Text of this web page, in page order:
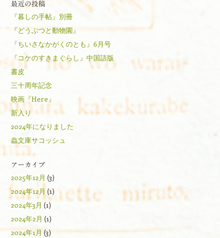
最近の投稿
『暮しの手帖』別冊
『どうぶつと動物園』
『ちいさなかがくのとも』6月号
『コケのすきまぐらし』中国語版
書皮
三十周年記念
映画『Here』
新入り
2024年になりました
蟲文庫サコッシュ
アーカイブ
2025年12月 (3)
2024年12月 (1)
2024年3月 (1)
2024年2月 (1)
2024年1月 (3)